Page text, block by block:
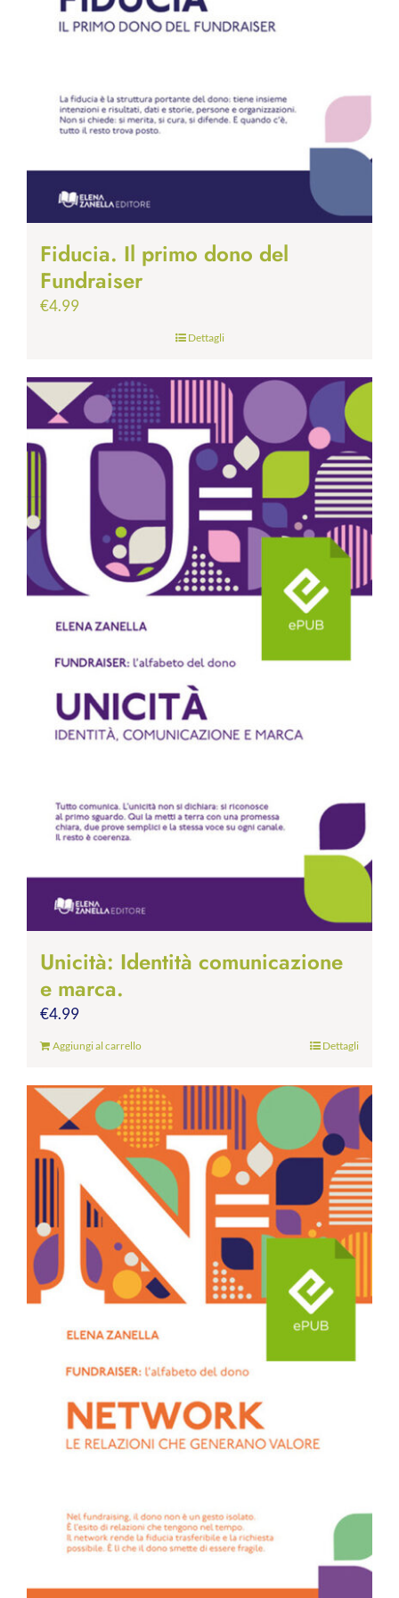
Fiducia. Il primo dono del
Fundraiser
€4.99
Dettagli
Unicità: Identità comunicazione
e marca.
€4.99
Aggiungi al carrello Dettagli